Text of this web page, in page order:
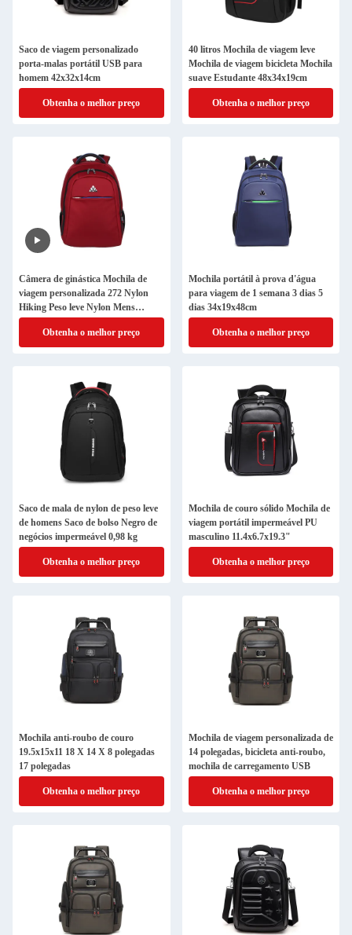
Saco de viagem personalizado
porta-malas portátil USB para
homem 42x32x14cm
Obtenha o melhor preço
40 litros Mochila de viagem leve
Mochila de viagem bicicleta Mochila
suave Estudante 48x34x19cm
Obtenha o melhor preço
Câmera de ginástica Mochila de
viagem personalizada 272 Nylon
Hiking Peso leve Nylon Mens
34x19x48CM
Obtenha o melhor preço
Mochila portátil à prova d'água
para viagem de 1 semana 3 dias 5
dias 34x19x48cm
Obtenha o melhor preço
Saco de mala de nylon de peso leve
de homens Saco de bolso Negro de
negócios impermeável 0,98 kg
Obtenha o melhor preço
Mochila de couro sólido Mochila de
viagem portátil impermeável PU
masculino 11.4x6.7x19.3"
Obtenha o melhor preço
Mochila anti-roubo de couro
19.5x15x11 18 X 14 X 8 polegadas
17 polegadas
Obtenha o melhor preço
Mochila de viagem personalizada de
14 polegadas, bicicleta anti-roubo,
mochila de carregamento USB
Obtenha o melhor preço